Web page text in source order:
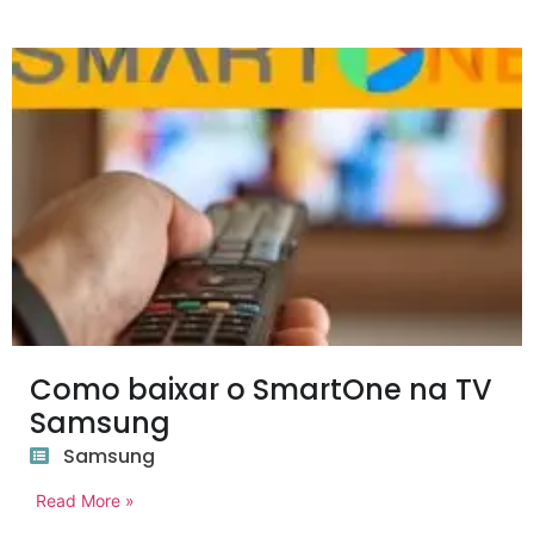
Como baixar o SmartOne na TV
Samsung
Samsung
Read More »